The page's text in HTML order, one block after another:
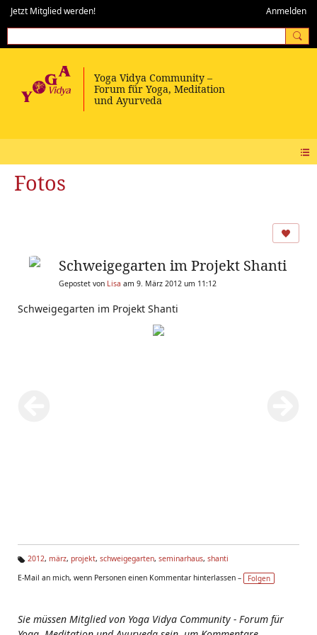
Jetzt Mitglied werden! Anmelden
Fotos
Schweigegarten im Projekt Shanti
Gepostet von Lisa am 9. März 2012 um 11:12
Schweigegarten im Projekt Shanti
g
2012, märz, projekt, schweigegarten, seminarhaus, shanti
E-Mail an mich, wenn Personen einen Kommentar hinterlassen –
Folgen
Sie müssen Mitglied von Yoga Vidya Community - Forum für